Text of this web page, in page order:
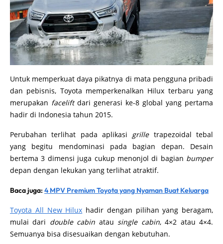
Untuk memperkuat daya pikatnya di mata pengguna pribadi
dan pebisnis, Toyota memperkenalkan Hilux terbaru yang
merupakan facelift dari generasi ke-8 global yang pertama
hadir di Indonesia tahun 2015.
Perubahan terlihat pada aplikasi grilletrapezoidal tebal
yang begitu mendominasi pada bagian depan. Desain
bertema 3 dimensi juga cukup menonjol di bagian bumper
depan dengan lekukan yang terlihat atraktif.
Baca juga: 4 MPV Premium Toyota yang Nyaman Buat Keluarga
Toyota All New Hilux hadir dengan pilihan yang beragam,
mulai dari double cabin atau single cabin, 4×2 atau 4×4.
Semuanya bisa disesuaikan dengan kebutuhan.